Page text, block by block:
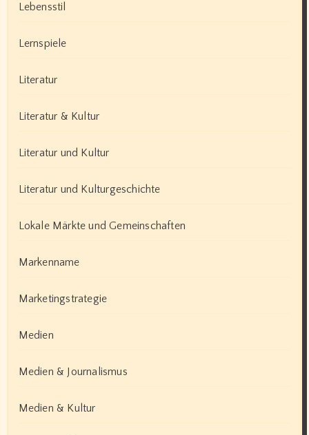
Lebensstil
Lernspiele
Literatur
Literatur & Kultur
Literatur und Kultur
Literatur und Kulturgeschichte
Lokale Märkte und Gemeinschaften
Markenname
Marketingstrategie
Medien
Medien & Journalismus
Medien & Kultur